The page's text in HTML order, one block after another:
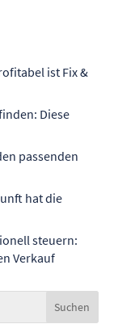
ist Fix &
Diese
passenden
hat die
steuern:
Verkauf